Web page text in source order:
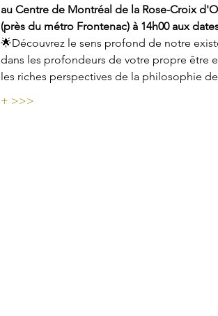
au Centre de Montréal de la Rose-Croix
(près du métro Frontenac) à 14h00 aux
🌟Découvrez le sens profond de notre
dans les profondeurs de votre propre être
les riches perspectives de la philosophie de
+ >>>